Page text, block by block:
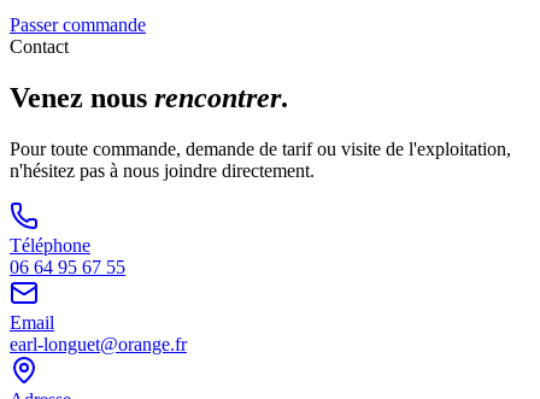
Passer commande
Contact
Venez nous rencontrer.
Pour toute commande, demande de tarif ou visite de l'exploitation,
n'hésitez pas à nous joindre directement.
Téléphone
06 64 95 67 55
Email
earl-longuet@orange.fr